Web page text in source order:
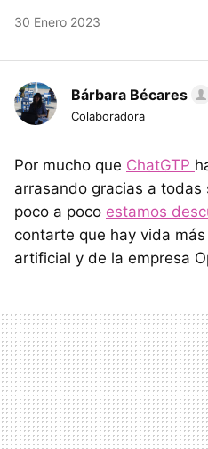
30 Enero 2023
Bárbara Bécares
Colaboradora
Por mucho que ChatGTP
arrasando gracias a
poco a poco estamos
contarte que hay vida
artificial y de la empresa